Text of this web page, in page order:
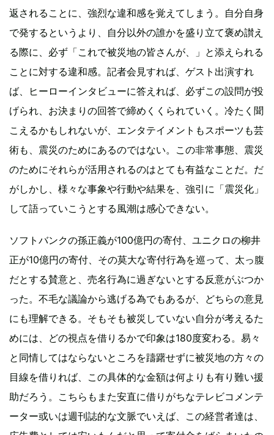
返されることに、強烈な違和感を覚えてしまう。自分自身
で発するというより、自分以外の誰かを盛り立て褒め讃え
る際に、必ず「これで被災地の皆さんが、」と添えられる
ことに対する違和感。記者会見すれば、ゲスト出演すれ
ば、ヒーローインタビューに答えれば、必ずこの設問が投
げられ、お決まりの回答で締めくくられていく。冷たく聞
こえるかもしれないが、エンタテイメントもスポーツも芸
術も、震災のためにあるのではない。この非常事態、震災
のためにそれらが活用されるのはとても有益なことだ。だ
がしかし、様々な事象や行動や結果を、強引に「震災化」
して語っていこうとする風潮は感心できない。
ソフトバンクの孫正義が100億円の寄付、ユニクロの柳井
正が10億円の寄付、その莫大な寄付行為を巡って、太っ腹
だとする賛意と、売名行為に過ぎないとする反意がぶつか
った。不毛な議論から逃げる為でもあるが、どちらの意見
にも理解できる。そもそも被災していない自分が考えるた
めには、どの視点を借りるかで印象は180度変わる。易々
と同情してはならないところを躊躇せずに被災地の方々の
目線を借りれば、この具体的な金額は何よりも有り難い援
助だろう。こちらもまた安直に借りがちなテレビコメンテ
ーター或いは週刊誌的な文脈でいえば、この経営者達は、